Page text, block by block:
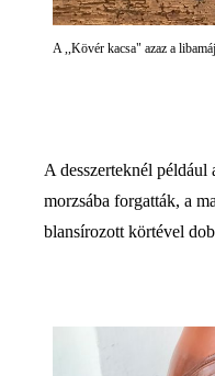
A ,,Kövér kacsa" azaz a
A desszerteknél
morzsába forgatták, a
blansírozott körtével